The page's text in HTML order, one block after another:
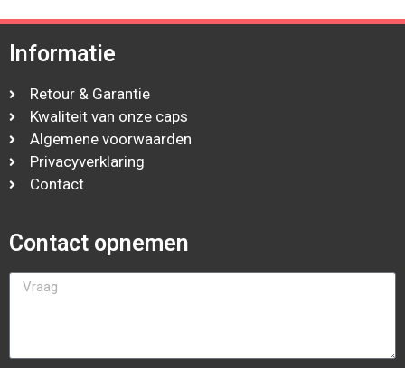
Informatie
Retour & Garantie
Kwaliteit van onze caps
Algemene voorwaarden
Privacyverklaring
Contact
Contact opnemen